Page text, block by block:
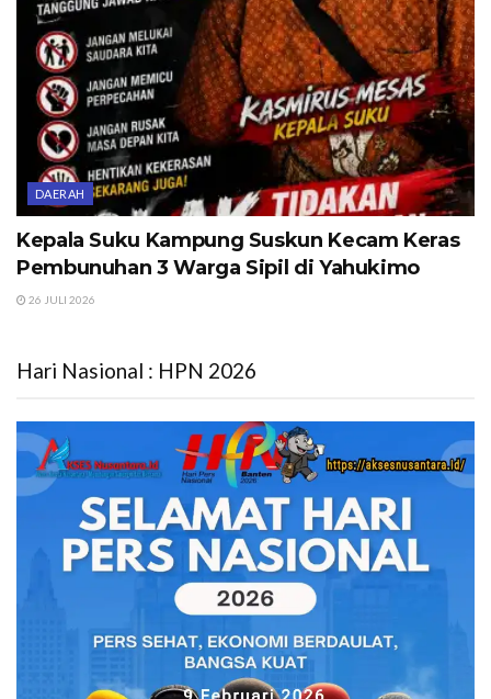
DAERAH
Kepala Suku Kampung Suskun Kecam Keras
Pembunuhan 3 Warga Sipil di Yahukimo
26 JULI 2026
Hari Nasional : HPN 2026